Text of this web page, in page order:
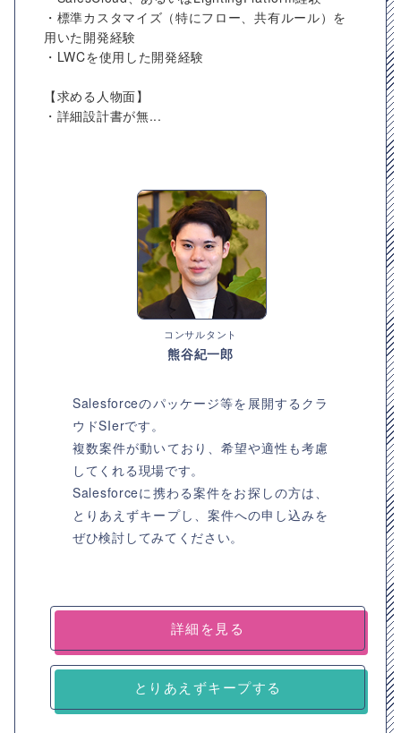
・標準カスタマイズ（特にフロー、共有ルール）を
用いた開発経験
・LWCを使用した開発経験
【求める人物面】
・詳細設計書が無...
コンサルタント
熊谷紀一郎
Salesforceのパッケージ等を展開するクラ
ウドSIerです。
複数案件が動いており、希望や適性も考慮
してくれる現場です。
Salesforceに携わる案件をお探しの方は、
とりあえずキープし、案件への申し込みを
ぜひ検討してみてください。
詳細を見る
とりあえずキープする